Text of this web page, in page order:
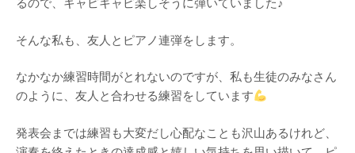
るので、キャピキャピ楽しそうに弾いていました♪
そんな私も、友人とピアノ連弾をします。
なかなか練習時間がとれないのですが、私も生徒のみなさん
のように、友人と合わせる練習をしています
発表会までは練習も大変だし心配なことも沢山あるけれど、